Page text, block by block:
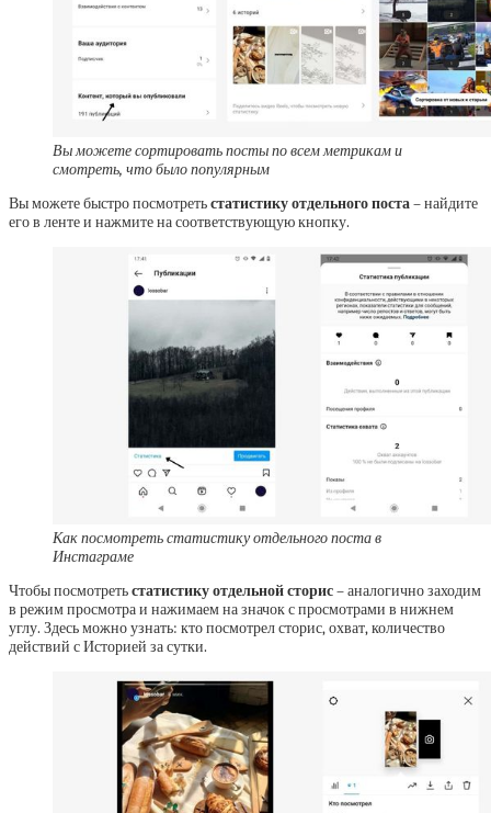
Вы можете сортировать посты по всем метрикам и
смотреть, что было популярным
Вы можете быстро посмотретьстатистику отдельного поста– найдите
его в ленте и нажмите на соответствующую кнопку.
Как посмотреть статистику отдельного поста в
Инстаграме
Чтобы посмотретьстатистику отдельной сторис– аналогично заходим
в режим просмотра и нажимаем на значок с просмотрами в нижнем
углу. Здесь можно узнать: кто посмотрел сторис, охват, количество
действий с Историей за сутки.